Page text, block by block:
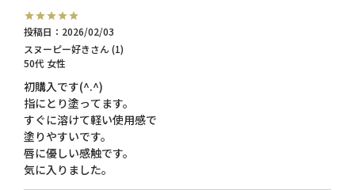
スヌーピー好き
1
50代 女性
投稿日 2026/02/03
初購入です(^.^)
指にとり塗ってます。
すぐに溶けて軽い使用感で
塗りやすいです。
唇に優しい感触です。